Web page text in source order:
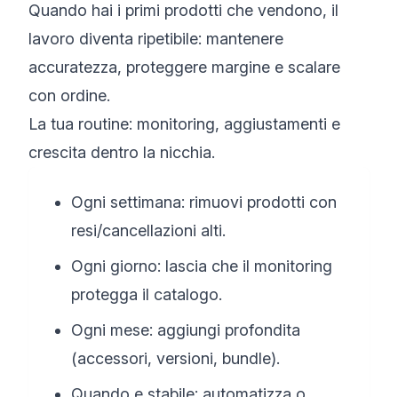
Quando hai i primi prodotti che vendono, il
lavoro diventa ripetibile: mantenere
accuratezza, proteggere margine e scalare
con ordine.
La tua routine: monitoring, aggiustamenti e
crescita dentro la nicchia.
Ogni settimana: rimuovi prodotti con
resi/cancellazioni alti.
Ogni giorno: lascia che il monitoring
protegga il catalogo.
Ogni mese: aggiungi profondita
(accessori, versioni, bundle).